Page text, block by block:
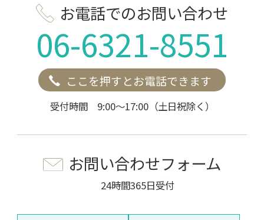
お電話でのお問い合わせ
06-6321-8551
ここを押すとお電話できます
受付時間 9:00～17:00（土日祝除く）
お問い合わせフォーム
24時間365日受付